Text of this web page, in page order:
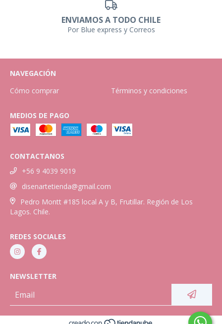
ENVIAMOS A TODO CHILE
Por Blue express y Correos
NAVEGACIÓN
Cómo comprar
Términos y condiciones
MEDIOS DE PAGO
CONTACTANOS
+56 9 4039 9019
disenartetienda@gmail.com
Pedro Montt #185 local A y B, Frutillar. Región de Los
Lagos. Chile.
REDES SOCIALES
NEWSLETTER